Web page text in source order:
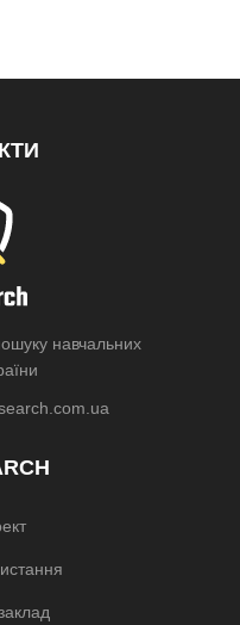
навчальних